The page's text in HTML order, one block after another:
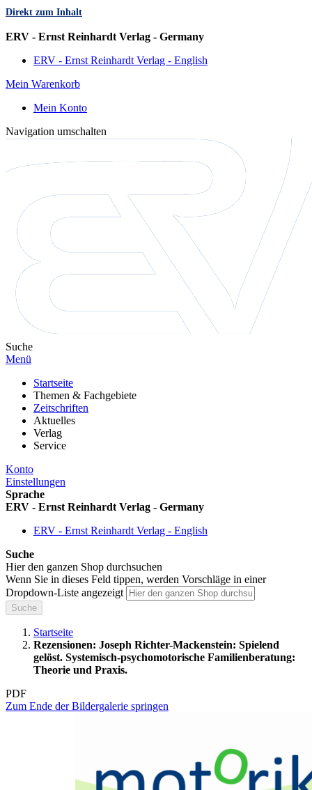
Direkt zum Inhalt
ERV - Ernst Reinhardt Verlag - Germany
ERV - Ernst Reinhardt Verlag - English
Mein Warenkorb
Mein Konto
Navigation umschalten
Suche
Menü
Startseite
Themen & Fachgebiete
Zeitschriften
Aktuelles
Verlag
Service
Konto
Einstellungen
Sprache
ERV - Ernst Reinhardt Verlag - Germany
ERV - Ernst Reinhardt Verlag - English
Suche
Hier den ganzen Shop durchsuchen
Wenn Sie in dieses Feld tippen, werden Vorschläge in einer
Dropdown-Liste angezeigt
Suche
Startseite
Rezensionen: Joseph Richter-Mackenstein: Spielend
gelöst. Systemisch-psychomotorische Familienberatung:
Theorie und Praxis.
PDF
Zum Ende der Bildergalerie springen